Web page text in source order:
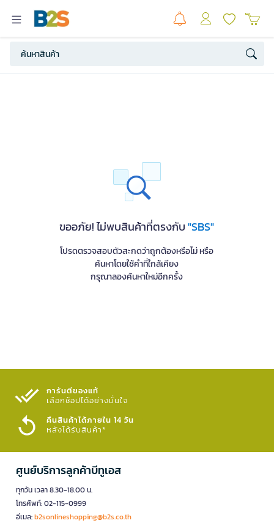
ขออภัย! ไม่พบสินค้าที่ตรงกับ"SBS"
โปรดตรวจสอบตัวสะกดว่าถูกต้องหรือไม่ หรือ
ค้นหาโดยใช้คำที่ใกล้เคียง
กรุณาลองค้นหาใหม่อีกครั้ง
การันตีของแท้
เลือกช้อปได้อย่างมั่นใจ​
คืนสินค้าได้ภายใน 14 วัน
หลังได้รับสินค้า*
ศูนย์บริการลูกค้าบีทูเอส
ทุกวัน เวลา 8.30-18.00 น.
โทรศัพท์: 02-115-0999
อีเมล:b2sonlineshopping@b2s.co.th